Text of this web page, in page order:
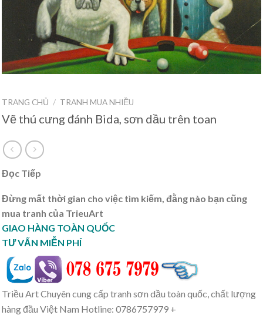
TRANG CHỦ / TRANH MUA NHIỀU
Vẽ thú cưng đánh Bida, sơn dầu trên toan
Đọc Tiếp
Đừng mất thời gian cho việc tìm kiếm, đằng nào bạn cũng
mua tranh của TrieuArt
GIAO HÀNG TOÀN QUỐC
TƯ VẤN MIỄN PHÍ
Triều Art Chuyên cung cấp tranh sơn dầu toàn quốc, chất lượng
hàng đầu Việt Nam Hotline: 0786757979 +